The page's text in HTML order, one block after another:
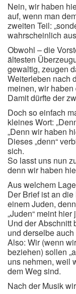
Nein, wir haben
auf, wenn man
zweiten Teil:
wahrscheinlich
Obwohl – die
ältesten
gewaltig, zeugen
Weiterleben nach
meinen, wir
Damit dürfte der
Doch so einfach
kleines Wort:
„Denn wir haben
Dieses „denn“
sich.
So lasst uns nun
denn wir haben
Aus welchem
Der Brief ist an
einem Juden,
„Juden“ meint
Und der Abschnitt
und derselbe
Also: Wir (wenn
beziehen) sollen
uns nehmen, weil
dem Weg sind.
Nach der Musik